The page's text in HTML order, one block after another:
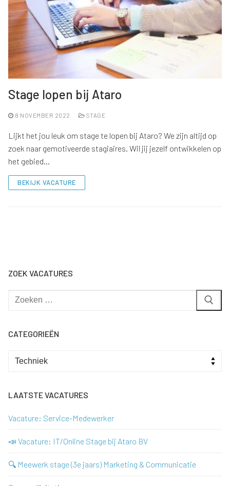
Stage lopen bij Ataro
8 NOVEMBER 2022 STAGE
Lijkt het jou leuk om stage te lopen bij Ataro? We zijn altijd op
zoek naar gemotiveerde stagiaires. Wil jij jezelf ontwikkelen op
het gebied…
BEKIJK VACATURE
ZOEK VACATURES
Zoeken
CATEGORIEËN
Categorieën
LAATSTE VACATURES
Vacature: Service-Medewerker
📣 Vacature: IT/Online Stage bij Ataro BV
🔍 Meewerk stage (3e jaars) Marketing & Communicatie